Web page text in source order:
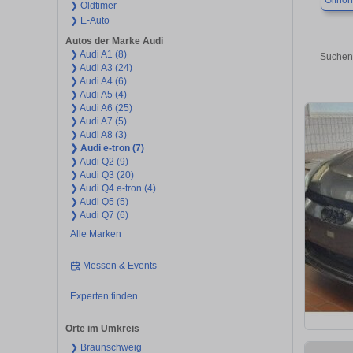
❯ Oldtimer
❯ E-Auto
Autos der Marke Audi
❯ Audi A1 (8)
❯ Audi A3 (24)
❯ Audi A4 (6)
❯ Audi A5 (4)
❯ Audi A6 (25)
❯ Audi A7 (5)
❯ Audi A8 (3)
❯ Audi e-tron (7)
❯ Audi Q2 (9)
❯ Audi Q3 (20)
❯ Audi Q4 e-tron (4)
❯ Audi Q5 (5)
❯ Audi Q7 (6)
Alle Marken
Messen & Events
Experten finden
Orte im Umkreis
❯ Braunschweig